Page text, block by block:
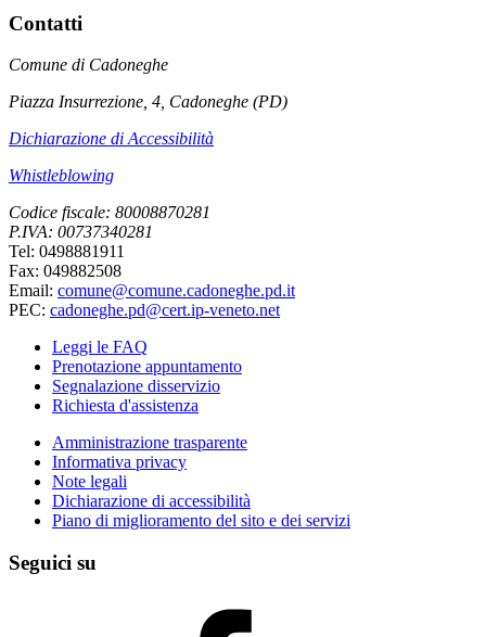
Contatti
Comune di Cadoneghe
Piazza Insurrezione, 4, Cadoneghe (PD)
Dichiarazione di Accessibilità
Whistleblowing
Codice fiscale: 80008870281
P.IVA: 00737340281
Tel: 0498881911
Fax: 049882508
Email: comune@comune.cadoneghe.pd.it
PEC: cadoneghe.pd@cert.ip-veneto.net
Leggi le FAQ
Prenotazione appuntamento
Segnalazione disservizio
Richiesta d'assistenza
Amministrazione trasparente
Informativa privacy
Note legali
Dichiarazione di accessibilità
Piano di miglioramento del sito e dei servizi
Seguici su